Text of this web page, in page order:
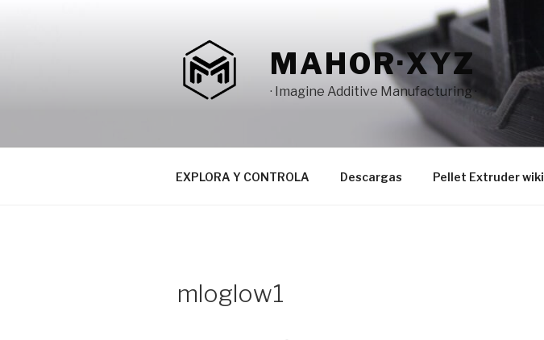
MAHOR·XYZ
· Imagine Additive Manufacturing ·
EXPLORA Y CONTROLA Descargas Pellet Extruder wiki
mloglow1